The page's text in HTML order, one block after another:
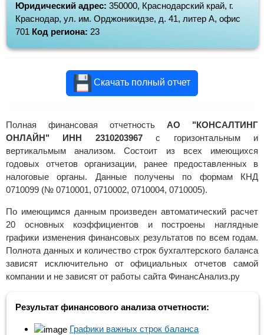
Юридический адрес: 350000, Краснодарский край, г.
Краснодар, ул. им. Орджоникидзе, д. 41, литер А, офис
701 Код региона: 23
Скачать полный отчет
Полная финансовая отчетность АО "КОНСАЛТИНГ
ОНЛАЙН" ИНН 2310203967с горизонтальным и
вертикальмым анализом. Состоит из всех имеющихся
годовых отчетов организации, ранее предоставленных в
налоговые органы. Данные получены по формам КНД
0710099 (№ 0710001, 0710002, 0710004, 0710005).
По имеющимся данным произведен автоматический расчет
20 основных коэффициентов и построены наглядные
графики изменения финансовых результатов по всем годам.
Полнота данных и количество строк бухгалтерского баланса
зависят исключительно от официальных отчетов самой
компании и не зависят от работы сайта ФинансАнализ.ру
Результат финансового анализа отчетности:
Графики важных строк баланса